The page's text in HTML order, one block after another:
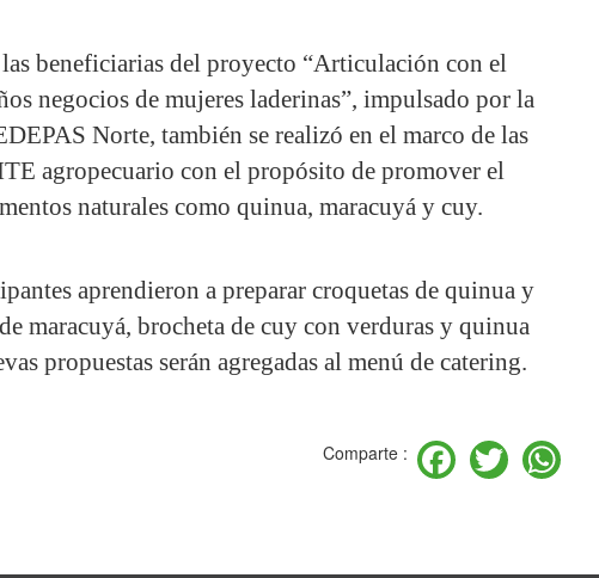
beneficiarias del proyecto “Articulación con el
negocios de mujeres laderinas”, impulsado por la
Norte, también se realizó en el marco de las
agropecuario con el propósito de promover el
naturales como quinua, maracuyá y cuy.
aprendieron a preparar croquetas de quinua y
maracuyá, brocheta de cuy con verduras y quinua
propuestas serán agregadas al menú de catering.
Comparte :
Facebook
Twitter